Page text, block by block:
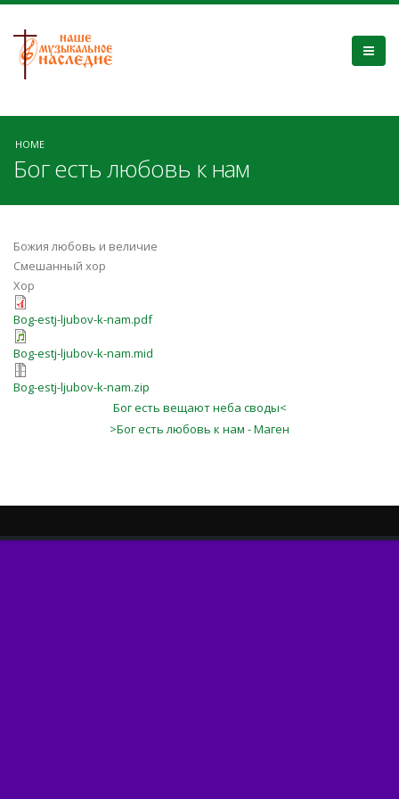
HOME
Бог есть любовь к нам
Божия любовь и величие
Смешанный хор
Хор
Bog-estj-ljubov-k-nam.pdf
Bog-estj-ljubov-k-nam.mid
Bog-estj-ljubov-k-nam.zip
Бог есть вещают неба своды<
>Бог есть любовь к нам - Маген